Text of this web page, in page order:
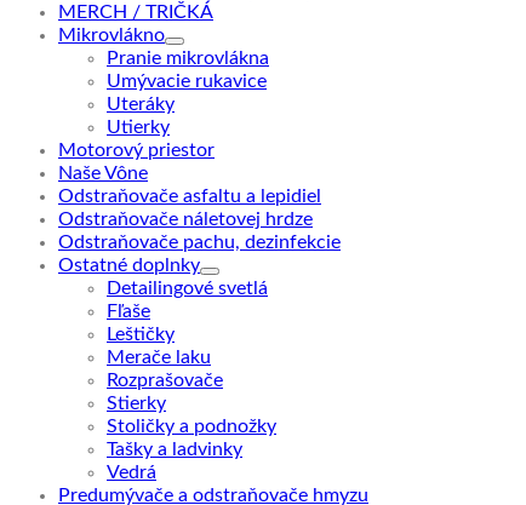
MERCH / TRIČKÁ
Mikrovlákno
Pranie mikrovlákna
Umývacie rukavice
Uteráky
Utierky
Motorový priestor
Naše Vône
Odstraňovače asfaltu a lepidiel
Odstraňovače náletovej hrdze
Odstraňovače pachu, dezinfekcie
Ostatné doplnky
Detailingové svetlá
Fľaše
Leštičky
Merače laku
Rozprašovače
Stierky
Stoličky a podnožky
Tašky a ladvinky
Vedrá
Predumývače a odstraňovače hmyzu